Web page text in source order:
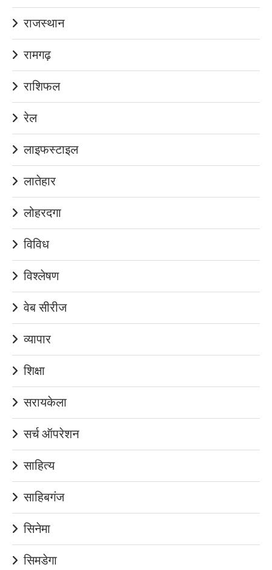
राजस्थान
रामगढ़
राशिफल
रेल
लाइफस्टाइल
लातेहार
लोहरदगा
विविध
विश्लेषण
वेब सीरीज
व्यापार
शिक्षा
सरायकेला
सर्च ऑपरेशन
साहित्य
साहिबगंज
सिनेमा
सिमडेगा